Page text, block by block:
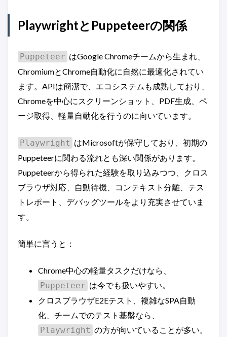
PlaywrightとPuppeteerの関係
Puppeteer はGoogle Chromeチームから生まれ、
ChromiumとChrome自動化に自然に最適化されてい
ます。APIは簡潔で、エコシステムも成熟しており、
Chromeを中心にスクリーンショット、PDF生成、ペ
ージ取得、軽量自動化を行うのに向いています。
Playwright はMicrosoftが保守しており、初期の
Puppeteerに関わる流れとも深い関係があります。
Puppeteerから得られた経験を取り込みつつ、クロス
ブラウザ対応、自動待機、コンテキスト分離、テス
トレポート、デバッグツールをより充実させていま
す。
簡単に言うと：
Chrome中心の軽量タスクだけなら、
Puppeteer は今でも扱いやすい。
クロスブラウザE2Eテスト、複雑なSPA自動
化、チームでのテスト基盤なら、
Playwright の方が向いていることが多い。